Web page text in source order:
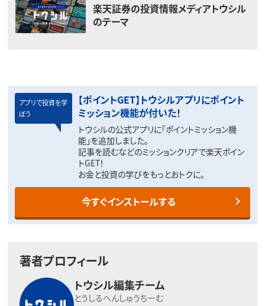
楽天証券の投資情報メディアトウシル
のテーマ
アプリで投資を学
ぼう
【ポイントGET】トウシルアプリにポイント
ミッション機能が付いた！
トウシルの公式アプリに「ポイントミッション機
能」を追加しました。
記事を読むなどのミッションクリアで楽天ポイン
トGET！
お金と投資の学びをもっとおトクに。
今すぐインストールする
著者プロフィール
トウシル編集チーム
とうしるへんしゅうちーむ